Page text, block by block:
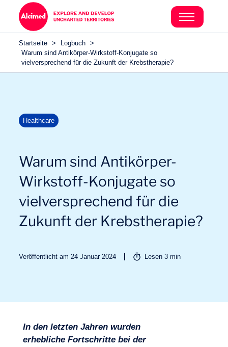
Branchen
Search in content
Search in content
Startseite > Logbuch >
Warum sind Antikörper-Wirkstoff-Konjugate so
vielversprechend für die Zukunft der Krebstherapie?
Healthcare
Warum sind Antikörper-
Wirkstoff-Konjugate so
vielversprechend für die
Zukunft der Krebstherapie?
Veröffentlicht am 24 Januar 2024 Lesen3 min
In den letzten Jahren wurden
erhebliche Fortschritte bei der